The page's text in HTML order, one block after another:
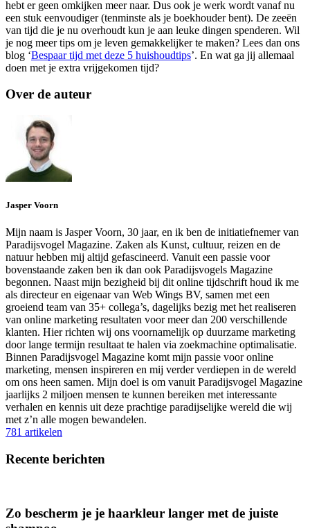
hebt er geen omkijken meer naar. Dus ook je werk wordt vanaf nu
een stuk eenvoudiger (tenminste als je boekhouder bent). De zeeën
van tijd die je nu overhoudt kun je aan leuke dingen spenderen. Wil
je nog meer tips om je leven gemakkelijker te maken? Lees dan ons
blog ‘Bespaar tijd met deze 5 huishoudtips’. En wat ga jij allemaal
doen met je extra vrijgekomen tijd?
Over de auteur
Jasper Voorn
Mijn naam is Jasper Voorn, 30 jaar, en ik ben de initiatiefnemer van
Paradijsvogel Magazine. Zaken als Kunst, cultuur, reizen en de
natuur hebben mij altijd gefascineerd. Vanuit een passie voor
bovenstaande zaken ben ik dan ook Paradijsvogels Magazine
begonnen. Naast mijn bezigheid bij dit online tijdschrift houd ik me
als directeur en eigenaar van Web Wings BV, samen met een
groeiend team van 35+ collega’s, dagelijks bezig met het realiseren
van online marketing resultaten voor meer dan 200 verschillende
klanten. Hier richten wij ons voornamelijk op duurzame marketing
door lange termijn resultaat te halen via zoekmachine optimalisatie.
Binnen Paradijsvogel Magazine komt mijn passie voor online
marketing, mensen inspireren en mij verder verdiepen in de wereld
om ons heen samen. Mijn doel is om vanuit Paradijsvogel Magazine
jaarlijks 2 miljoen mensen te kunnen bereiken met interessante
verhalen en kennis uit deze prachtige paradijselijke wereld die wij
met z’n alle mogen bewandelen.
781 artikelen
Recente berichten
Zo bescherm je je haarkleur langer met de juiste